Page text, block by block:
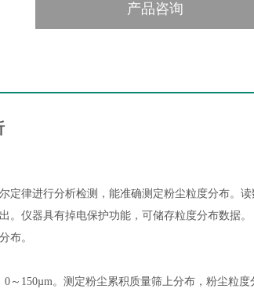
产品咨询
定律进行分析检测，能准确测定粉尘粒度分布。
。仪器具有掉电保护功能，可储存粒度分布数据。
布。
0～150µm。测定粉尘累积质量筛上分布，粉尘粒度